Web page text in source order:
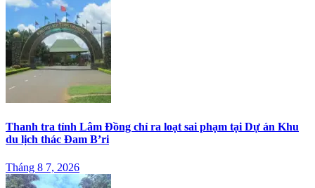
Thanh tra tỉnh Lâm Đồng chỉ ra loạt sai phạm tại Dự án Khu
du lịch thác Đam B’ri
Tháng 8 7, 2026